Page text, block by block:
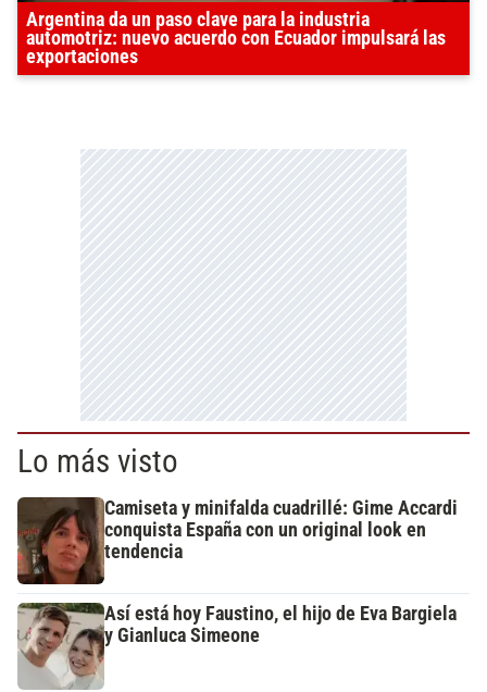
Argentina da un paso clave para la industria
automotriz: nuevo acuerdo con Ecuador impulsará las
exportaciones
Lo más visto
Camiseta y minifalda cuadrillé: Gime Accardi
conquista España con un original look en
tendencia
Así está hoy Faustino, el hijo de Eva Bargiela
y Gianluca Simeone